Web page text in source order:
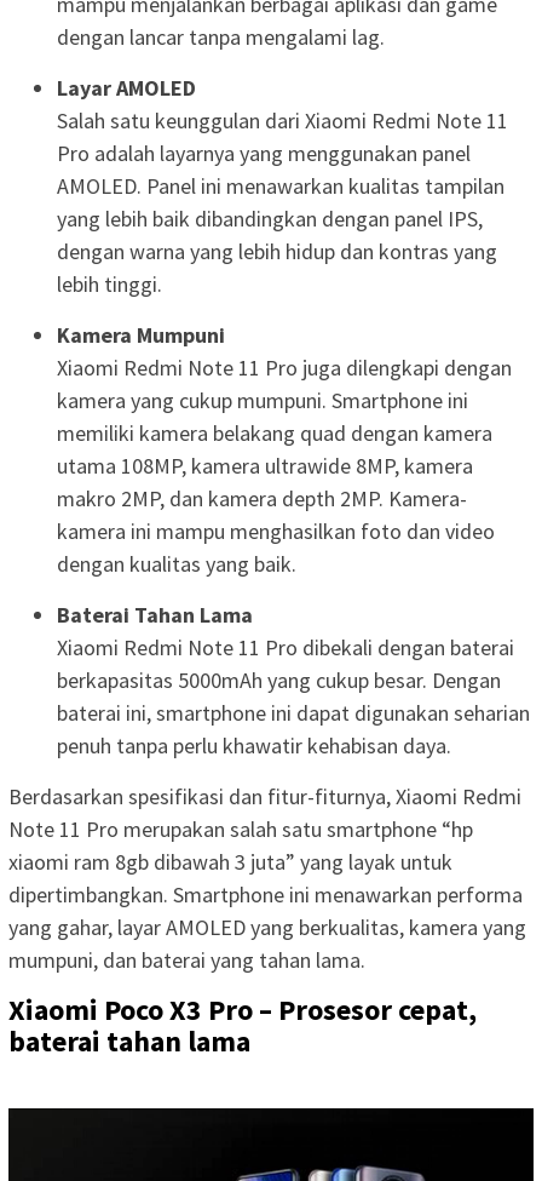
dengan lancar tanpa mengalami lag.
Layar AMOLED
Salah satu keunggulan dari Xiaomi Redmi Note 11
Pro adalah layarnya yang menggunakan panel
AMOLED. Panel ini menawarkan kualitas tampilan
yang lebih baik dibandingkan dengan panel IPS,
dengan warna yang lebih hidup dan kontras yang
lebih tinggi.
Kamera Mumpuni
Xiaomi Redmi Note 11 Pro juga dilengkapi dengan
kamera yang cukup mumpuni. Smartphone ini
memiliki kamera belakang quad dengan kamera
utama 108MP, kamera ultrawide 8MP, kamera
makro 2MP, dan kamera depth 2MP. Kamera-
kamera ini mampu menghasilkan foto dan video
dengan kualitas yang baik.
Baterai Tahan Lama
Xiaomi Redmi Note 11 Pro dibekali dengan baterai
berkapasitas 5000mAh yang cukup besar. Dengan
baterai ini, smartphone ini dapat digunakan seharian
penuh tanpa perlu khawatir kehabisan daya.
Berdasarkan spesifikasi dan fitur-fiturnya, Xiaomi Redmi
Note 11 Pro merupakan salah satu smartphone “hp
xiaomi ram 8gb dibawah 3 juta” yang layak untuk
dipertimbangkan. Smartphone ini menawarkan performa
yang gahar, layar AMOLED yang berkualitas, kamera yang
mumpuni, dan baterai yang tahan lama.
Xiaomi Poco X3 Pro – Prosesor cepat,
baterai tahan lama